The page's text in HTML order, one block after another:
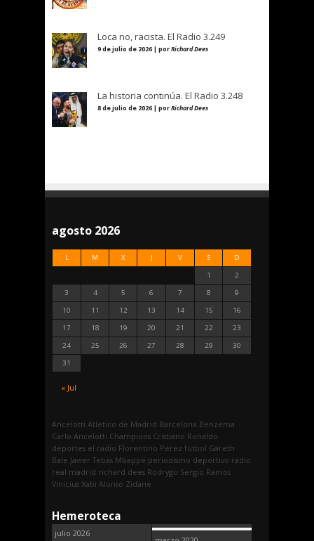
Loca no, racista. El Radio 3.249
9 de julio de 2026 | porRichard Dees
La historia continúa. El Radio 3.248
8 de julio de 2026 | porRichard Dees
agosto 2026
L M X J V S D
« Jul
1
2
3
4 5 6 7 8
9
10
11 12 13 14 15
16
17
18 19 20 21 22
23
24
25 26 27 28 29
30
31
Ancelotti Atletico de Madrid Barcelona Benzema
Carlo Ancelotti Champions Cristiano Ronaldo
deportes el radio Florentino Pérez fútbol Gareth
Bale Javier Tebas Mbappe periodismo deportivo radio
real madrid richard dees Rodrygo Sergio Ramos
Vinicius Xabi Alonso Zidane
Hemeroteca
julio 2026